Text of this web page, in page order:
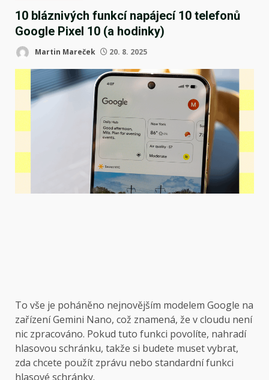
10 bláznivých funkcí napájecí 10 telefonů
Google Pixel 10 (a hodinky)
Martin Mareček 20. 8. 2025
To vše je poháněno nejnovějším modelem Google na
zařízení Gemini Nano, což znamená, že v cloudu není
nic zpracováno. Pokud tuto funkci povolíte, nahradí
hlasovou schránku, takže si budete muset vybrat,
zda chcete použít zprávu nebo standardní funkci
hlasové schránky.